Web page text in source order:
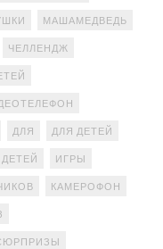
МАШАМЕДВЕДЬ
ЧЕЛЛЕНДЖ
ДЛЯ ДЛЯ ДЕТЕЙ
ИГРЫ
КАМЕРОФОН